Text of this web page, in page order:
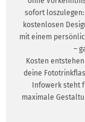
sofort
kostenlosen
mit einem
–
Kosten
deine
Infowerk steht
maximale